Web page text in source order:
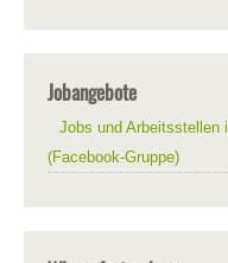
Jobangebote
Jobs und Arbeitsstellen
(Facebook-Gruppe)